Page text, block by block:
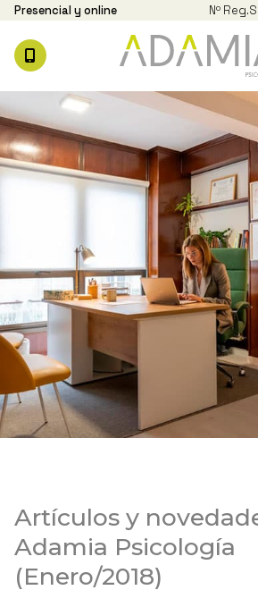
Presencial y online Nº Reg.
Artículos y
Adamia Psicología
(Enero/2018)